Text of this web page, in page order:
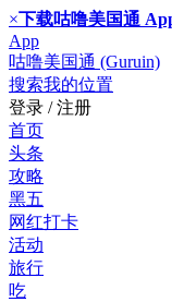
×下载咕噜美国通
App
咕噜美国通 (Guruin)
搜索我的位置
登录 / 注册
首页
头条
攻略
黑五
网红打卡
活动
旅行
吃